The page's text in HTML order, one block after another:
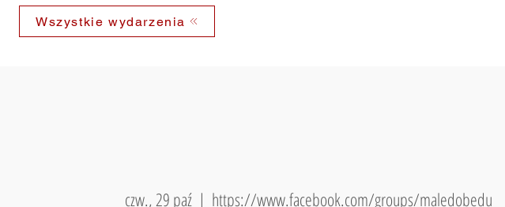
Wszystkie wydarzenia
czw., 29 paź
  |
https://www.facebook.com/groups/maledobedu